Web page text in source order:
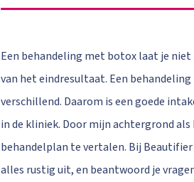
Een behandeling met botox laat je
van het eindresultaat. Een
verschillend. Daarom is een goede
in de kliniek. Door mijn achtergrond
behandelplan te vertalen. Bij
alles rustig uit, en beantwoord je